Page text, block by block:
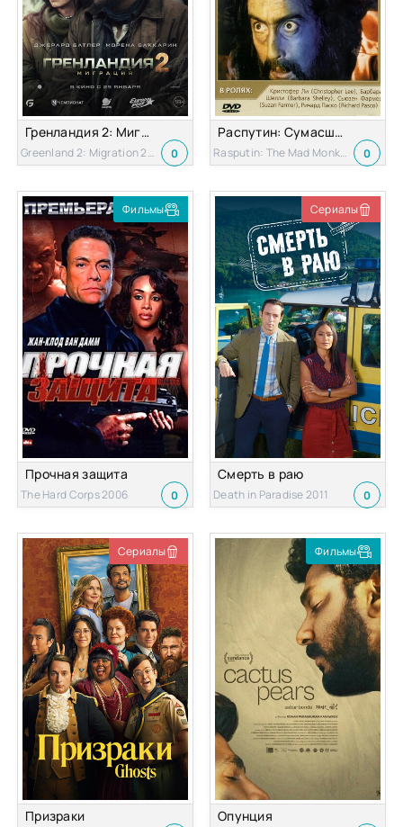
Гренландия 2: Миграция
Greenland 2: Migration 2026 0
Распутин: Сумасшедший монах
Rasputin: The Mad Monk 1966 0
Фильмы
Прочная защита
The Hard Corps 2006 0
Сериалы
Смерть в раю
Death in Paradise 2011 0
Сериалы
Призраки
Фильмы
Опунция